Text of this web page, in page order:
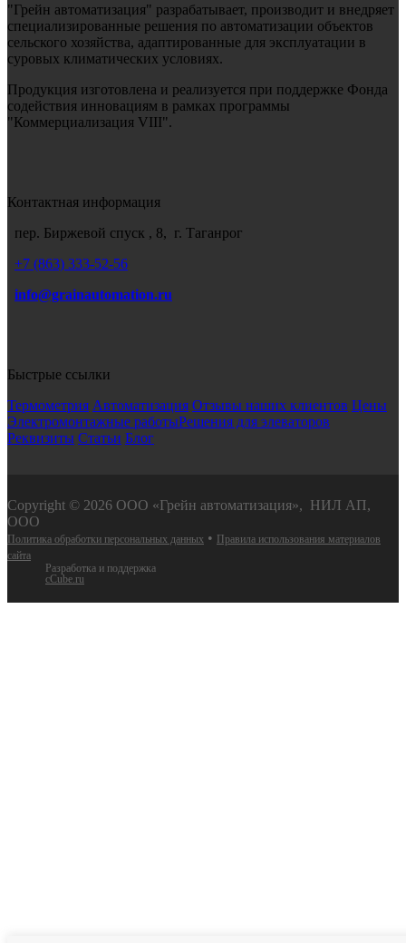
"Грейн автоматизация" разрабатывает, производит и внедряет
специализированные решения по автоматизации объектов
сельского хозяйства, адаптированные для эксплуатации в
суровых климатических условиях.
Продукция изготовлена и реализуется при поддержке Фонда
содействия инновациям в рамках программы
"Коммерциализация VIII".
Контактная информация
пер. Биржевой спуск , 8, г. Таганрог
+7 (863) 333-52-56
info@grainautomation.ru
Быстрые ссылки
Термометрия Автоматизация Отзывы наших клиентов Цены
Электромонтажные работыРешения для элеваторов
Реквизиты Статьи Блог
Copyright © 2026 ООО «Грейн автоматизация», НИЛ АП,
ООО
Политика обработки персональных данных • Правила использования материалов
сайта
Разработка и поддержка
cCube.ru